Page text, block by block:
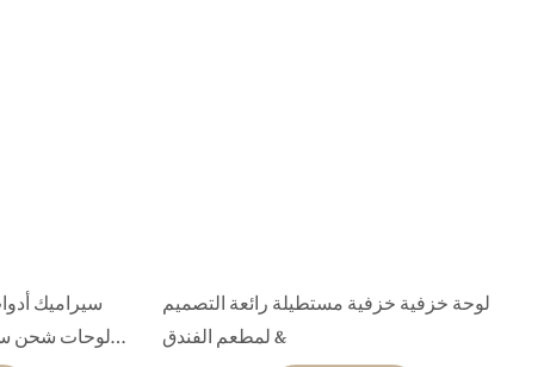
لوحة خزفية خزفية مستطيلة رائعة التصميم
لمطعم الفندق &